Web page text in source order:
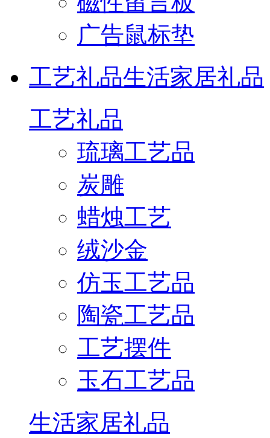
广告鼠标垫
工艺礼品生活家居礼品
工艺礼品
琉璃工艺品
炭雕
蜡烛工艺
绒沙金
仿玉工艺品
陶瓷工艺品
工艺摆件
玉石工艺品
生活家居礼品